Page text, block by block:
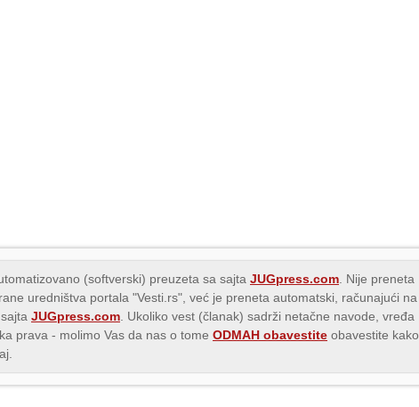
(softverski) preuzeta sa sajta JUGpress.com . Nije preneta
uredništva portala "Vesti.rs", već je preneta automatski, računajući na
JUGpress.com . Ukoliko vest (članak) sadrži netačne navode, vređa
prava - molimo Vas da nas o tome ODMAH obavestite obavestite kako